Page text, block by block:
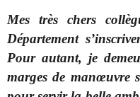
Mes très chers
Département
Pour autant, je
marges de manœuvre